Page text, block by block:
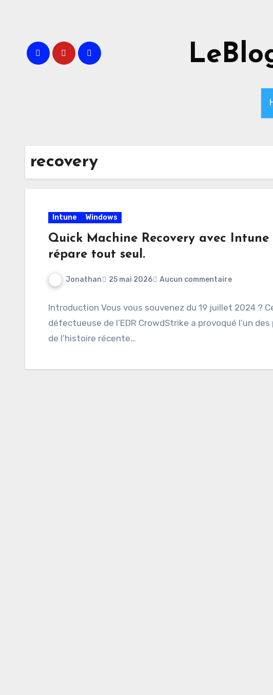
recovery
Intune Windows
Quick Machine Recovery avec
répare tout seul.
Jonathan 25 mai 2026 Aucun commentaire
Introduction Vous vous souvenez du 19 juillet 2024 ?
défectueuse de l’EDR CrowdStrike a provoqué l’un
de l’histoire récente…